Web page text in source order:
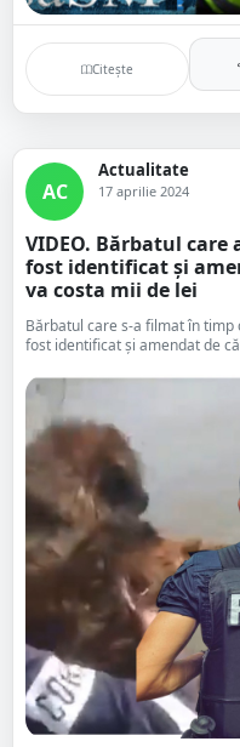
Citește
AC
Actualitate
17 aprilie 2024
VIDEO. Bărbatul care
fost identificat și
va costa mii de lei
Bărbatul care s-a filmat în timp
fost identificat și amendat de